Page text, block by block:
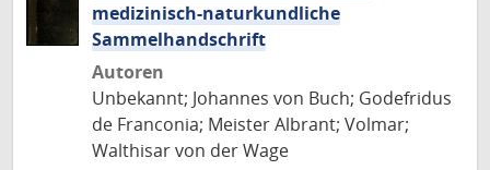
medizinisch-naturkundliche
Sammelhandschrift
Autoren
Unbekannt; Johannes von Buch; Godefridus
de Franconia; Meister Albrant; Volmar;
Walthisar von der Wage